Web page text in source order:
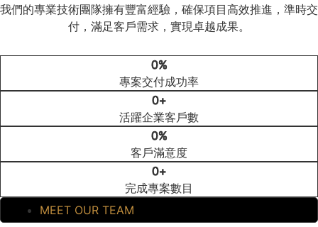
我們的專業技術團隊擁有豐富經驗，確保項目高效推進，準時交
付，滿足客戶需求，實現卓越成果。
專案交付成功率
0%
活躍企業客戶數
0+
客戶滿意度
0%
完成專案數目
0+
MEET OUR TEAM